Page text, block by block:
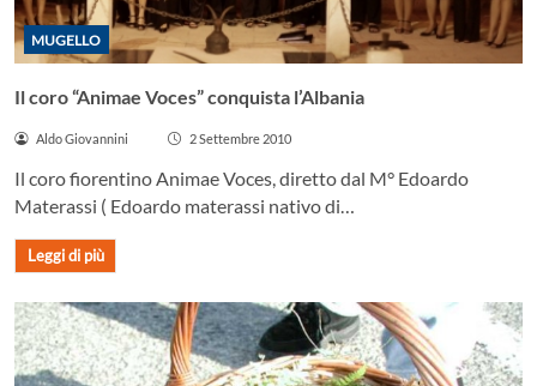
MUGELLO
Il coro “Animae Voces” conquista l’Albania
Aldo Giovannini 2 Settembre 2010
Il coro fiorentino Animae Voces, diretto dal M° Edoardo
Materassi ( Edoardo materassi nativo di…
Leggi di più